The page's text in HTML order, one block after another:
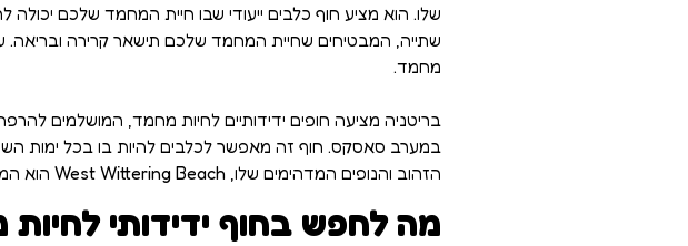
שלו. הוא מציע חוף כלבים ייעודי שבו חיית המחמד שלכם
שתייה, המבטיחים שחיית המחמד שלכם תישאר קרירה ובריאה.
מחמד.
במערב סאסקס. חוף זה מאפשר לכלבים להיות בו בכל ימות
הזהוב והנופים המדהימים שלו, West Wittering Beach הוא המקום האידיאלי ליום של כיף בשמש עם חיית המחמד שלכם.
מה לחפש בחוף ידידותי